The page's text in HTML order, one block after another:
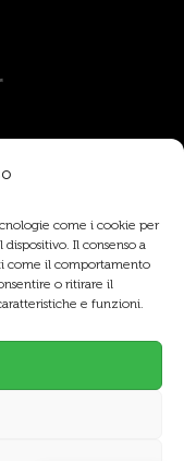
come i cookie per
Il consenso a
come il comportamento
o ritirare il
e funzioni.
SA, tutti i diritti